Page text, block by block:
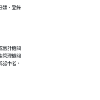
類、登錄
審計機關
管理機關
訟中者，